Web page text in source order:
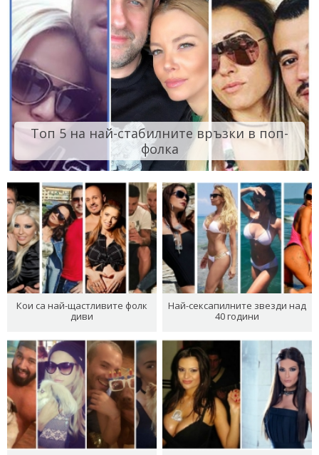
Топ 5 на най-стабилните връзки в поп-
фолка
Кои са най-щастливите фолк
диви
Най-сексапилните звезди над
40 години